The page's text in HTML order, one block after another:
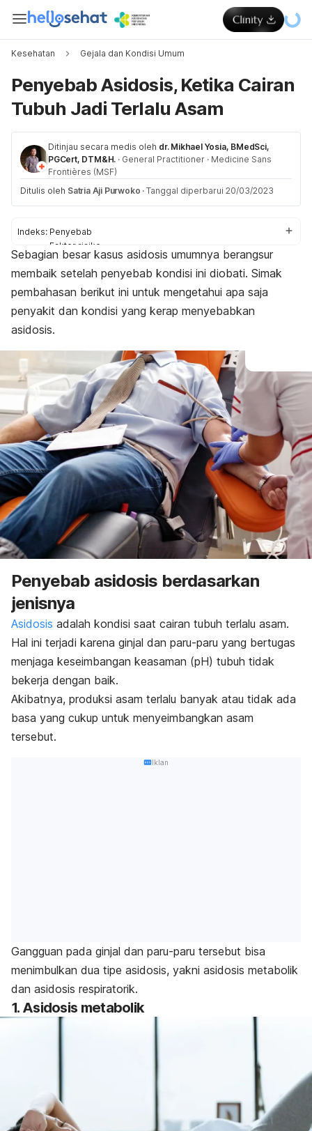
Kesehatan Gejala dan Kondisi Umum
Penyebab Asidosis, Ketika Cairan
Tubuh Jadi Terlalu Asam
Ditinjau secara medis oleh dr. Mikhael Yosia, BMedSci,
PGCert, DTM&H. · General Practitioner · Medicine Sans
Frontières (MSF)
Ditulis oleh Satria Aji Purwoko · Tanggal diperbarui 20/03/2023
Indeks: Penyebab
Faktor risiko
Pencegahan dan pengobatan
Sebagian besar kasus asidosis umumnya berangsur
membaik setelah penyebab kondisi ini diobati. Simak
pembahasan berikut ini untuk mengetahui apa saja
penyakit dan kondisi yang kerap menyebabkan
asidosis.
Penyebab asidosis berdasarkan
jenisnya
Asidosis adalah kondisi saat cairan tubuh terlalu asam.
Hal ini terjadi karena ginjal dan paru-paru yang bertugas
menjaga keseimbangan keasaman (pH) tubuh tidak
bekerja dengan baik.
Akibatnya, produksi asam terlalu banyak atau tidak ada
basa yang cukup untuk menyeimbangkan asam
tersebut.
Iklan
Gangguan pada ginjal dan paru-paru tersebut bisa
menimbulkan dua tipe asidosis, yakni asidosis metabolik
dan asidosis respiratorik.
1. Asidosis metabolik